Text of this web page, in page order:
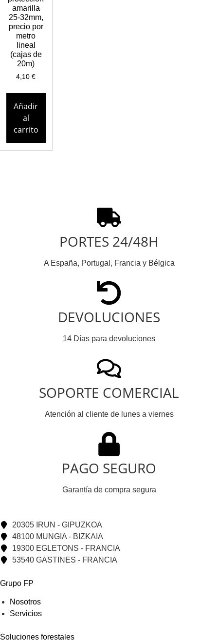
amarilla
25-32mm,
precio por
metro
lineal
(cajas de
20m)
4,10€
Añadir
al
carrito
PORTES 24/48H
A España, Portugal, Francia y Bélgica
DEVOLUCIONES
14 Días para devoluciones
SOPORTE COMERCIAL
Atención al cliente de lunes a viernes
PAGO SEGURO
Garantía de compra segura
20305 IRUN - GIPUZKOA
48100 MUNGIA - BIZKAIA
19300 EGLETONS - FRANCIA
53540 GASTINES - FRANCIA
Grupo FP
Nosotros
Servicios
Soluciones forestales